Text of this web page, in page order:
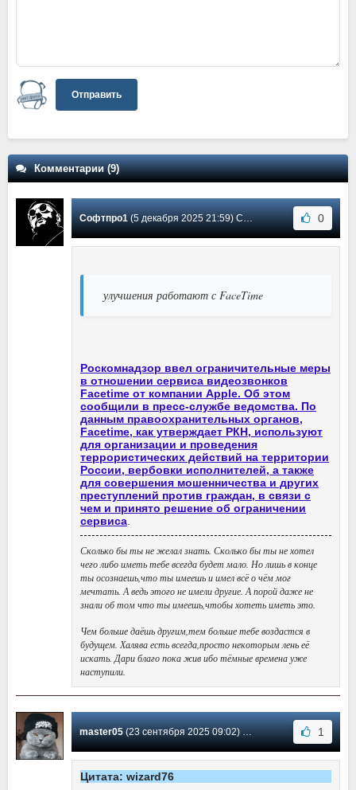
Отправить
Комментарии (9)
Софтпро1(5 декабря 2025 21:59) Сообщение #8 0
улучшения работают с FaceTime
Роскомнадзор ввел ограничительные меры
в отношении сервиса видеозвонков
Facetime от компании Apple. Об этом
сообщили в пресс-службе ведомства. По
данным правоохранительных органов,
Facetime, как утверждает РКН, используют
для организации и проведения
террористических действий на территории
России, вербовки исполнителей, а также
для совершения мошенничества и других
преступлений против граждан, в связи с
чем и принято решение об ограничении
сервиса
Сколько бы ты не желал знать. Сколько бы ты не хотел
чего либо иметь тебе всегда будет мало. Но лишь в конце
ты осознаешь,что ты имеешь и имел всё о чём мог
мечтать. А ведь этого не имели другие. А порой даже не
знали об том что ты имеешь,чтобы хотеть иметь это.
Чем больше даёшь другим,тем больше тебе воздастся в
будущем. Халява есть всегда,просто некоторым лень её
искать. Дари благо пока жив ибо тёмные времена уже
наступили.
master05(23 сентября 2025 09:02) Сообщение #7 1
Цитата: wizard76